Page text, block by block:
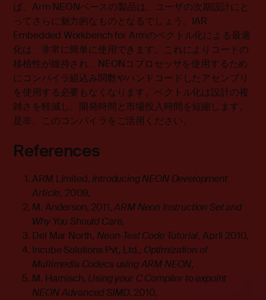
ば、Arm NEONベースの製品は、ユーザの次期設計にと
ってさらに魅力的なものとなるでしょう。IAR
Embedded Workbench for Armのベクトル化による最適
化は、非常に簡単に使用できます。これによりコードの
移植性が維持され、NEONコプロセッサを使用するため
にコンパイラ組込み関数やハンドコードしたアセンブリ
を使用する必要もなくなります。ベクトル化は設計の複
雑さを軽減し、開発時間と市場投入時間を短縮します。
是非、このコンパイラをご活用ください。
References
ARM Limited,Introducing NEON Development
Article, 2009,
M. Anderson, 2011,ARM Neon Instruction Set and
Why You Should Care,
Del Mar North,Neon-Test Code Tutorial, April 2010,
Incube Solutions Pvt, Ltd., Optimization of
Multimedia Codecs using ARM NEON,
M. Harnisch, Using your C Compiler to expoint
NEON Advanced SIMD, 2010,